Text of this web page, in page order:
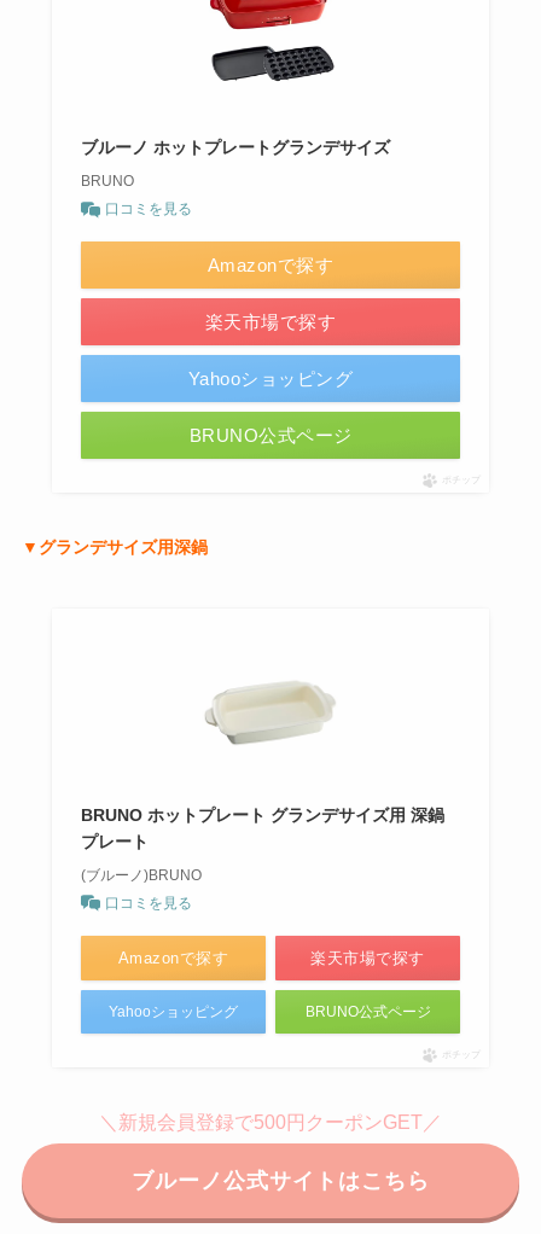
ブルーノ ホットプレートグランデサイズ
BRUNO
口コミを見る
Amazonで探す
楽天市場で探す
Yahooショッピング
BRUNO公式ページ
ポチップ
▼グランデサイズ用深鍋
BRUNO ホットプレート グランデサイズ用 深鍋
プレート
(ブルーノ)BRUNO
口コミを見る
Amazonで探す 楽天市場で探す
Yahooショッピング BRUNO公式ページ
ポチップ
＼新規会員登録で500円クーポンGET／
ブルーノ公式サイトはこちら